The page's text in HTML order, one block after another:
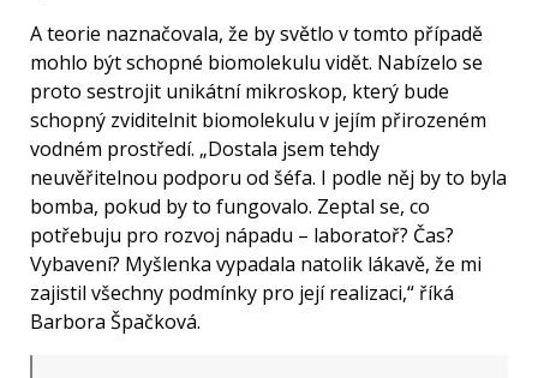
A teorie naznačovala, že by světlo v tomto případě
mohlo být schopné biomolekulu vidět. Nabízelo se
proto sestrojit unikátní mikroskop, který bude
schopný zviditelnit biomolekulu v jejím přirozeném
vodném prostředí. „Dostala jsem tehdy
neuvěřitelnou podporu od šéfa. I podle něj by to byla
bomba, pokud by to fungovalo. Zeptal se, co
potřebuju pro rozvoj nápadu – laboratoř? Čas?
Vybavení? Myšlenka vypadala natolik lákavě, že mi
zajistil všechny podmínky pro její realizaci,“ říká
Barbora Špačková.